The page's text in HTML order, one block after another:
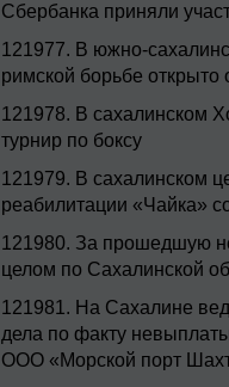
Сбербанка приняли
121977. В южно-
римской борьбе открыто
121978. В сахалинском
турнир по боксу
121979. В сахалинском
реабилитации «Чайка»
121980. За прошедшую
целом по Сахалинской
121981. На Сахалине
дела по факту
ООО «Морской порт